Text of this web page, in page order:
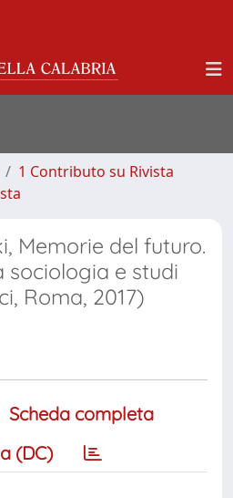
1 Contributo su Rivista
Memorie del futuro.
sociologia e studi
Roma, 2017)
Scheda completa
(DC)